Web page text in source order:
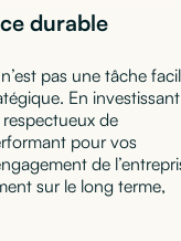
durable
pas une tâche
En investissant
de
pour vos
de
sur le long terme,